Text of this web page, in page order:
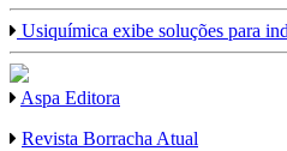
Usiquímica exibe soluções para
Aspa Editora
Revista Borracha Atual